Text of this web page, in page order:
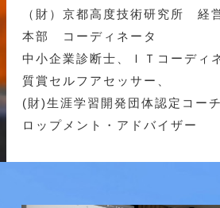
（財）京都高度技術研究所 経
本部 コーディネータ
中小企業診断士、ＩＴコーディ
質賞セルフアセッサー、
(財)生涯学習開発団体認定コー
ロップメント・アドバイザー